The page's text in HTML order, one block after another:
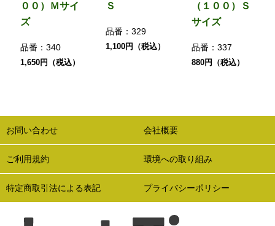
００）Ｍサイ
ズ
品番： 340
1,650円（税込）
Ｓ
品番：329
1,100円（税込）
（１００）Ｓ
サイズ
品番：337
880円（税込）
お問い合わせ 会社概要
ご利用規約 環境への取り組み
特定商取引法による表記 プライバシーポリシー